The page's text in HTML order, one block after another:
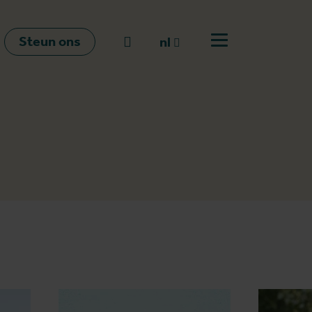
Steun ons Naar zoeken
nl
Open menu